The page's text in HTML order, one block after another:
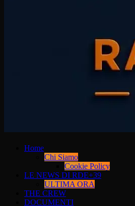
Home
Chi Siamo
Cookie Policy
LE NEWS DI RDE+39
ULTIMA ORA
THE CREW
DOCUMENTI